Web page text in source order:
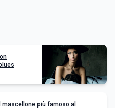
mascellone più famoso al